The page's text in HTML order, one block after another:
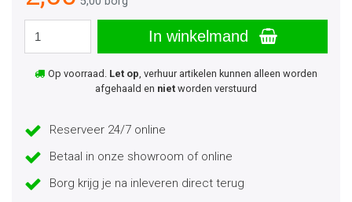
In winkelmand
Op voorraad. Let op, verhuur artikelen kunnen alleen worden
afgehaald en niet worden verstuurd
Reserveer 24/7 online
Betaal in onze showroom of online
Borg krijg je na inleveren direct terug